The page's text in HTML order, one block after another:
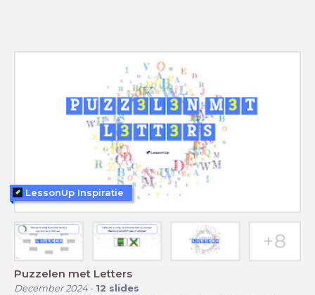
Puzzelen met Letters
December 2024- 12 slides
LessonUp Inspiratie